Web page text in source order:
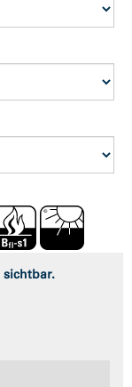
sichtbar.